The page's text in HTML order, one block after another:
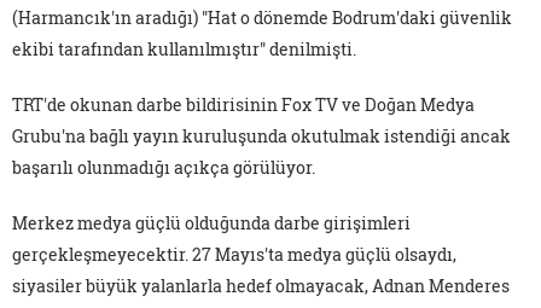
(Harmancık'ın aradığı) "Hat o dönemde Bodrum'daki güvenlik
ekibi tarafından kullanılmıştır" denilmişti.
TRT'de okunan darbe bildirisinin Fox TV ve Doğan Medya
Grubu'na bağlı yayın kuruluşunda okutulmak istendiği ancak
başarılı olunmadığı açıkça görülüyor.
Merkez medya güçlü olduğunda darbe girişimleri
gerçekleşmeyecektir. 27 Mayıs'ta medya güçlü olsaydı,
siyasiler büyük yalanlarla hedef olmayacak, Adnan Menderes